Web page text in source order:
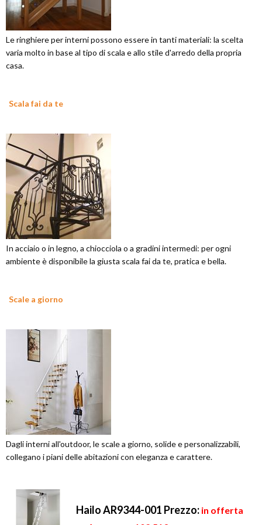
Le ringhiere per interni possono essere in tanti materiali: la scelta
varia molto in base al tipo di scala e allo stile d'arredo della propria
casa.
Scala fai da te
In acciaio o in legno, a chiocciola o a gradini intermedi: per ogni
ambiente è disponibile la giusta scala fai da te, pratica e bella.
Scale a giorno
Dagli interni all'outdoor, le scale a giorno, solide e personalizzabili,
collegano i piani delle abitazioni con eleganza e carattere.
Hailo AR9344-001 Prezzo: in offerta